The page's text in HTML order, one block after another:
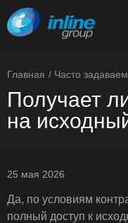
Главная Часто
Получает
на
25 мая 2026
Да, по условиям
полный доступ к